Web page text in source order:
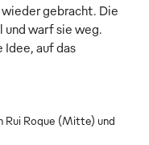
gebracht. Die
und warf sie weg.
Idee, auf das
Rui Roque (Mitte) und